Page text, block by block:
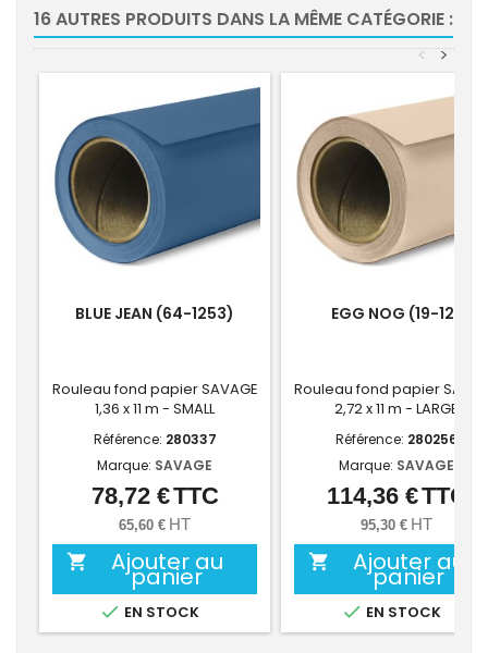
16 AUTRES PRODUITS DANS LA MÊME CATÉGORIE :
>
<
BLUE JEAN (64-1253)
Rouleau fond papier SAVAGE
1,36 x 11 m - SMALL
Référence: 280337
Marque: SAVAGE
Prix
78,72 €TTC
65,60 € HT
 Ajouter au
panier
 EN STOCK
EGG NOG (19-12)
Rouleau fond papier
2,72 x 11 m - LARGE
Référence: 280256
Marque: SAVAGE
Prix
114,36 €TTC
95,30 € HT
 Ajouter au
panier
 EN STOCK